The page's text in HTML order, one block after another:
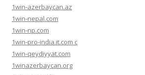
1win-azerbaycan.az
1win-nepal.com
1win-np.com
1win-pro-india.it.com c
1win-qeydiyyat.com
1winazerbaycan.org